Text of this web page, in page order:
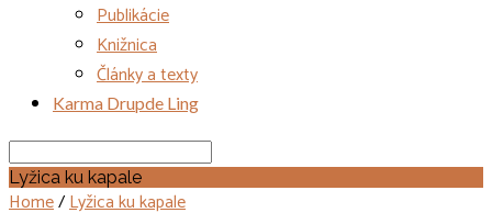
Publikácie
Knižnica
Články a texty
Karma Drupde Ling
Search
Lyžica ku kapale
Home/Lyžica ku kapale